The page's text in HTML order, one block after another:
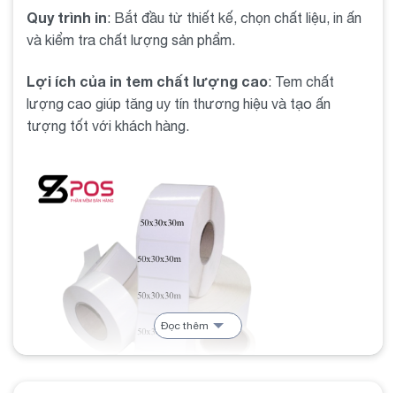
Quy trình in: Bắt đầu từ thiết kế, chọn chất liệu, in ấn
và kiểm tra chất lượng sản phẩm.
Lợi ích của in tem chất lượng cao: Tem chất
lượng cao giúp tăng uy tín thương hiệu và tạo ấn
tượng tốt với khách hàng.
Đọc thêm